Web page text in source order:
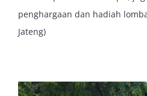
penghargaan dan hadiah
Jateng)